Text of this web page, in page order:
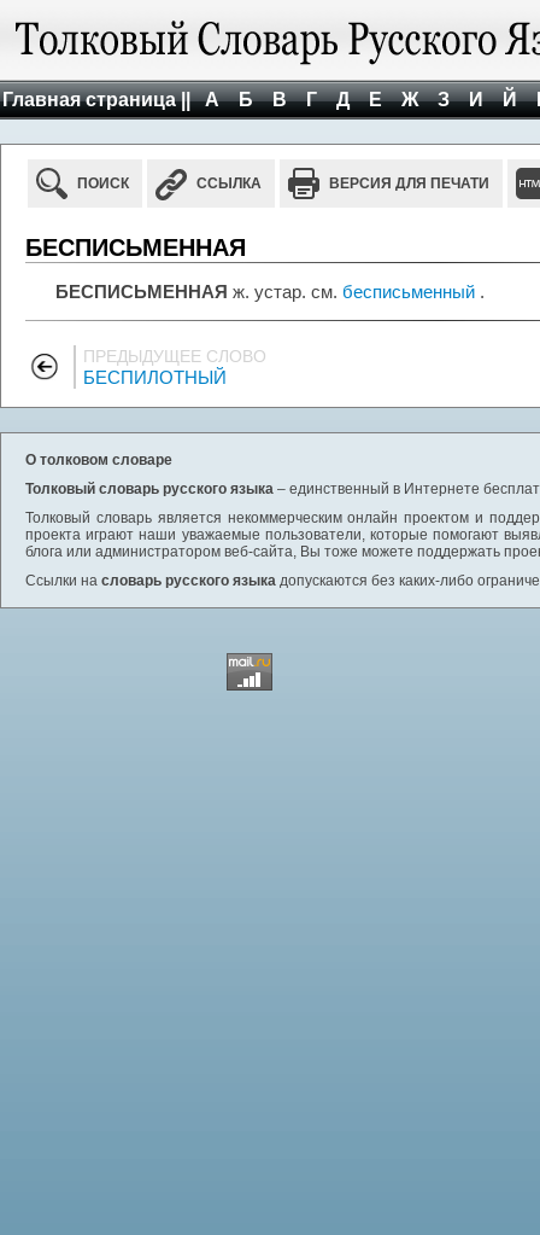
Главная страница || А Б В Г Д Е Ж З И Й
ПОИСК ССЫЛКА ВЕРСИЯ ДЛЯ ПЕЧАТИ
БЕСПИСЬМЕННАЯ
БЕСПИСЬМЕННАЯ ж. устар. см. бесписьменный .
ПРЕДЫДУЩЕЕ СЛОВО
БЕСПИЛОТНЫЙ
О толковом словаре
Толковый словарь русского языка – единственный в Интернете
Толковый словарь является некоммерческим онлайн проектом и
проекта играют наши уважаемые пользователи, которые помогают
блога или администратором веб-сайта, Вы тоже можете поддержать
Ссылки на словарь русского языка допускаются без каких-либо